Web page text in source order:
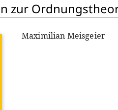
zur
Maximilian Meisgeier